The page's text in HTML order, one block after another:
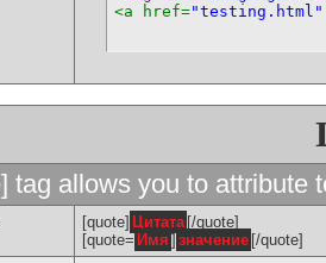
<a href="testing.html"
tag allows you to attribute
[quote] Цитата [/quote]
[quote= Имя ] значение [/quote]